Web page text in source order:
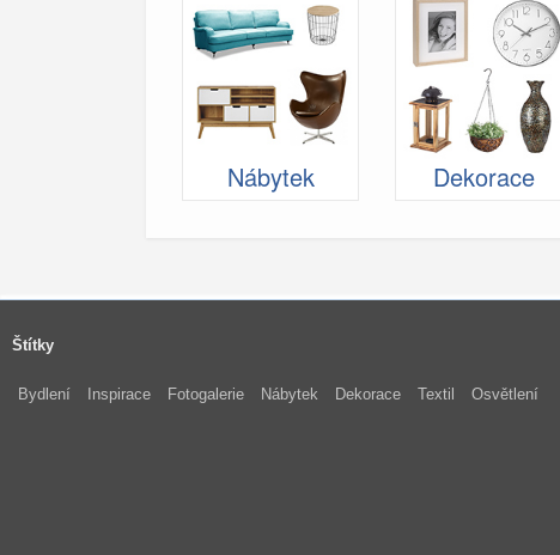
Nábytek Dekorace
Štítky
Bydlení Inspirace Fotogalerie Nábytek Dekorace Textil Osvětlení